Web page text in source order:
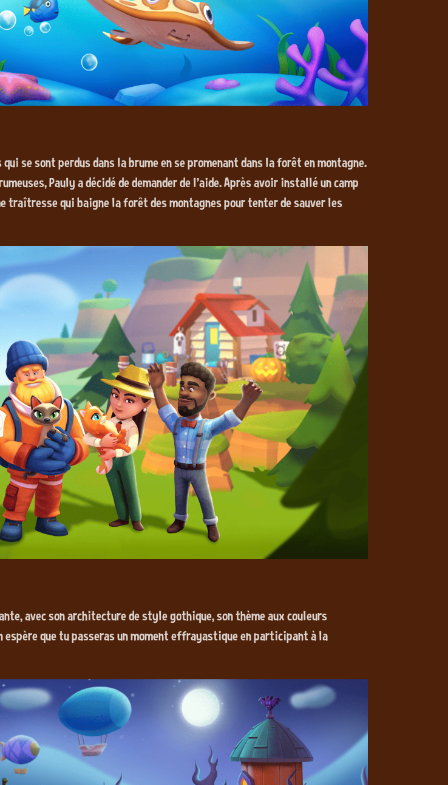
se sont perdus dans la brume en se promenant dans la forêt en montagne.
Pauly a décidé de demander de l'aide. Après avoir installé un camp
traîtresse qui baigne la forêt des montagnes pour tenter de sauver les
avec son architecture de style gothique, son thème aux couleurs
que tu passeras un moment effrayastique en participant à la